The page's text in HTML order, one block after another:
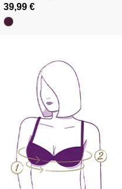
39,99 €